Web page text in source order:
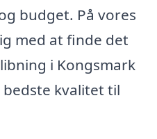
budget. På vores
med at finde det
i Kongsmark
kvalitet til